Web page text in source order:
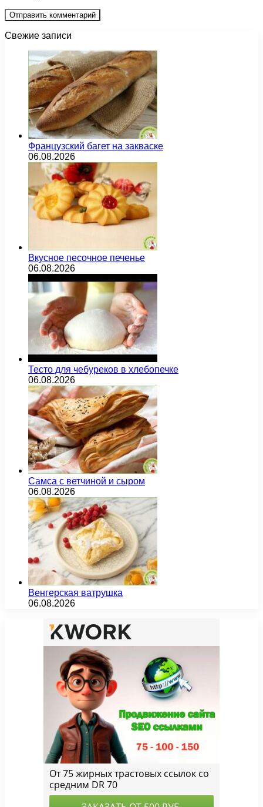
Свежие записи
Французский багет на закваске
06.08.2026
Вкусное песочное печенье
06.08.2026
Тесто для чебуреков в хлебопечке
06.08.2026
Самса с ветчиной и сыром
06.08.2026
Венгерская ватрушка
06.08.2026